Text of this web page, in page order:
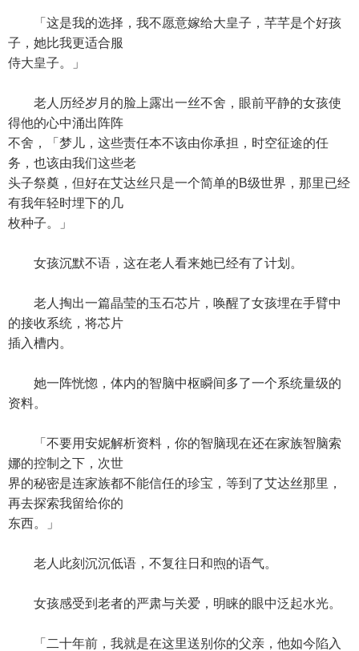
「这是我的选择，我不愿意嫁给大皇子，芊芊是个好孩
子，她比我更适合服
侍大皇子。」
老人历经岁月的脸上露出一丝不舍，眼前平静的女孩使
得他的心中涌出阵阵
不舍，「梦儿，这些责任本不该由你承担，时空征途的任
务，也该由我们这些老
头子祭奠，但好在艾达丝只是一个简单的B级世界，那里已经
有我年轻时埋下的几
枚种子。」
女孩沉默不语，这在老人看来她已经有了计划。
老人掏出一篇晶莹的玉石芯片，唤醒了女孩埋在手臂中
的接收系统，将芯片
插入槽内。
她一阵恍惚，体内的智脑中枢瞬间多了一个系统量级的
资料。
「不要用安妮解析资料，你的智脑现在还在家族智脑索
娜的控制之下，次世
界的秘密是连家族都不能信任的珍宝，等到了艾达丝那里，
再去探索我留给你的
东西。」
老人此刻沉沉低语，不复往日和煦的语气。
女孩感受到老者的严肃与关爱，明睐的眼中泛起水光。
「二十年前，我就是在这里送别你的父亲，他如今陷入